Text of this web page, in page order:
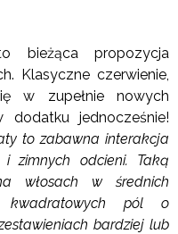
bieżąca propozycja
Klasyczne czerwienie,
w zupełnie nowych
jednocześnie!
to zabawna interakcja
i zimnych odcieni. Taką
włosach w średnich
pól o
bardziej lub